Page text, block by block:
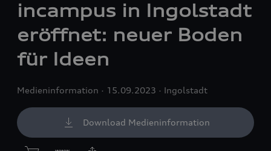
incampus in Ingolstadt
eröffnet: neuer Boden
für Ideen
Medieninformation 15.09.2023 Ingolstadt
Download Medieninformation